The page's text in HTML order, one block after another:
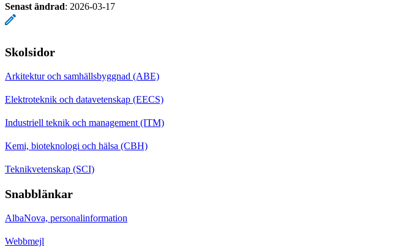
Senast ändrad: 2026-03-17
Skolsidor
Arkitektur och samhällsbyggnad (ABE)
Elektroteknik och datavetenskap (EECS)
Industriell teknik och management (ITM)
Kemi, bioteknologi och hälsa (CBH)
Teknikvetenskap (SCI)
Snabblänkar
AlbaNova, personalinformation
Webbmejl